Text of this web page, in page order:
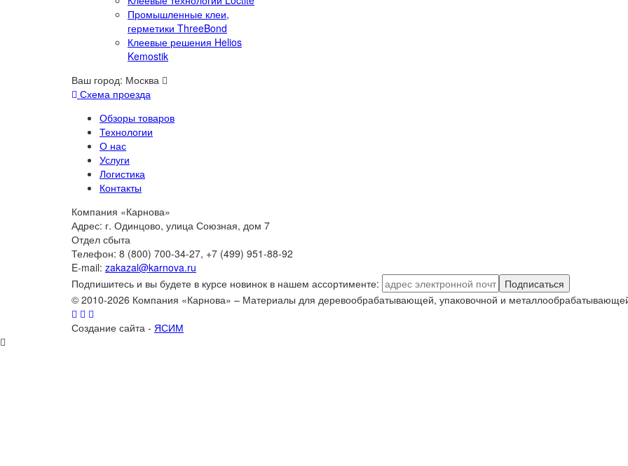
Промышленные клеи,
герметики ThreeBond
Клеевые решения Helios
Kemostik
Ваш город: Москва
Схема проезда
Обзоры товаров
Технологии
О нас
Услуги
Логистика
Контакты
Компания «Карнова»
Адрес: г. Одинцово, улица Союзная, дом 7
Отдел сбыта
Телефон: 8 (800) 700-34-27, +7 (499) 951-88-92
E-mail: zakazal@karnova.ru
Подпишитесь и вы будете в курсе новинок в нашем ассортименте:
Подписаться
© 2010-2026 Компания «Карнова» – Материалы для деревообрабатывающей, упаковочной и
Создание сайта - ЯСИМ